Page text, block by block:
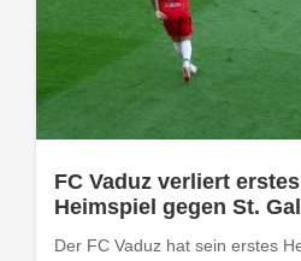
FC Vaduz verliert
Heimspiel gegen St.
Der FC Vaduz hat sein erstes